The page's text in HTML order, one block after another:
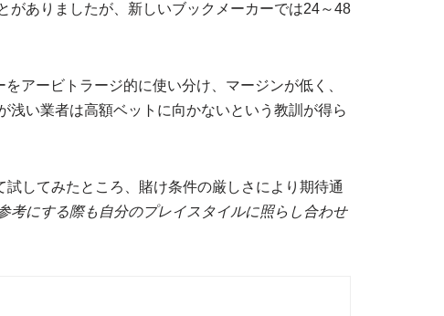
がありましたが、新しいブックメーカーでは24～48
アービトラージ的に使い分け、マージンが低く、
い業者は高額ベットに向かないという教訓が得ら
してみたところ、賭け条件の厳しさにより期待通
考にする際も自分のプレイスタイルに照らし合わせ